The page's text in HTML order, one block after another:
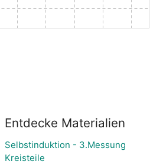
Entdecke Materialien
Selbstinduktion - 3.Messung
Kreisteile